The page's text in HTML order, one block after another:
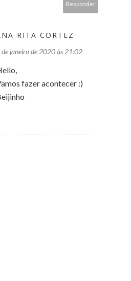
Responder
RITA CORTEZ
janeiro de 2020 às 21:02
fazer acontecer :)